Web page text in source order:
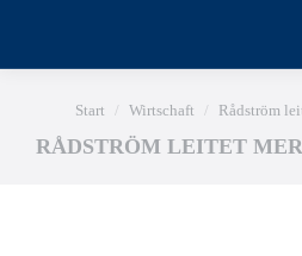
Sie befinden sich hier:
Start Wirtschaft Rådström
RÅDSTRÖM LEITET